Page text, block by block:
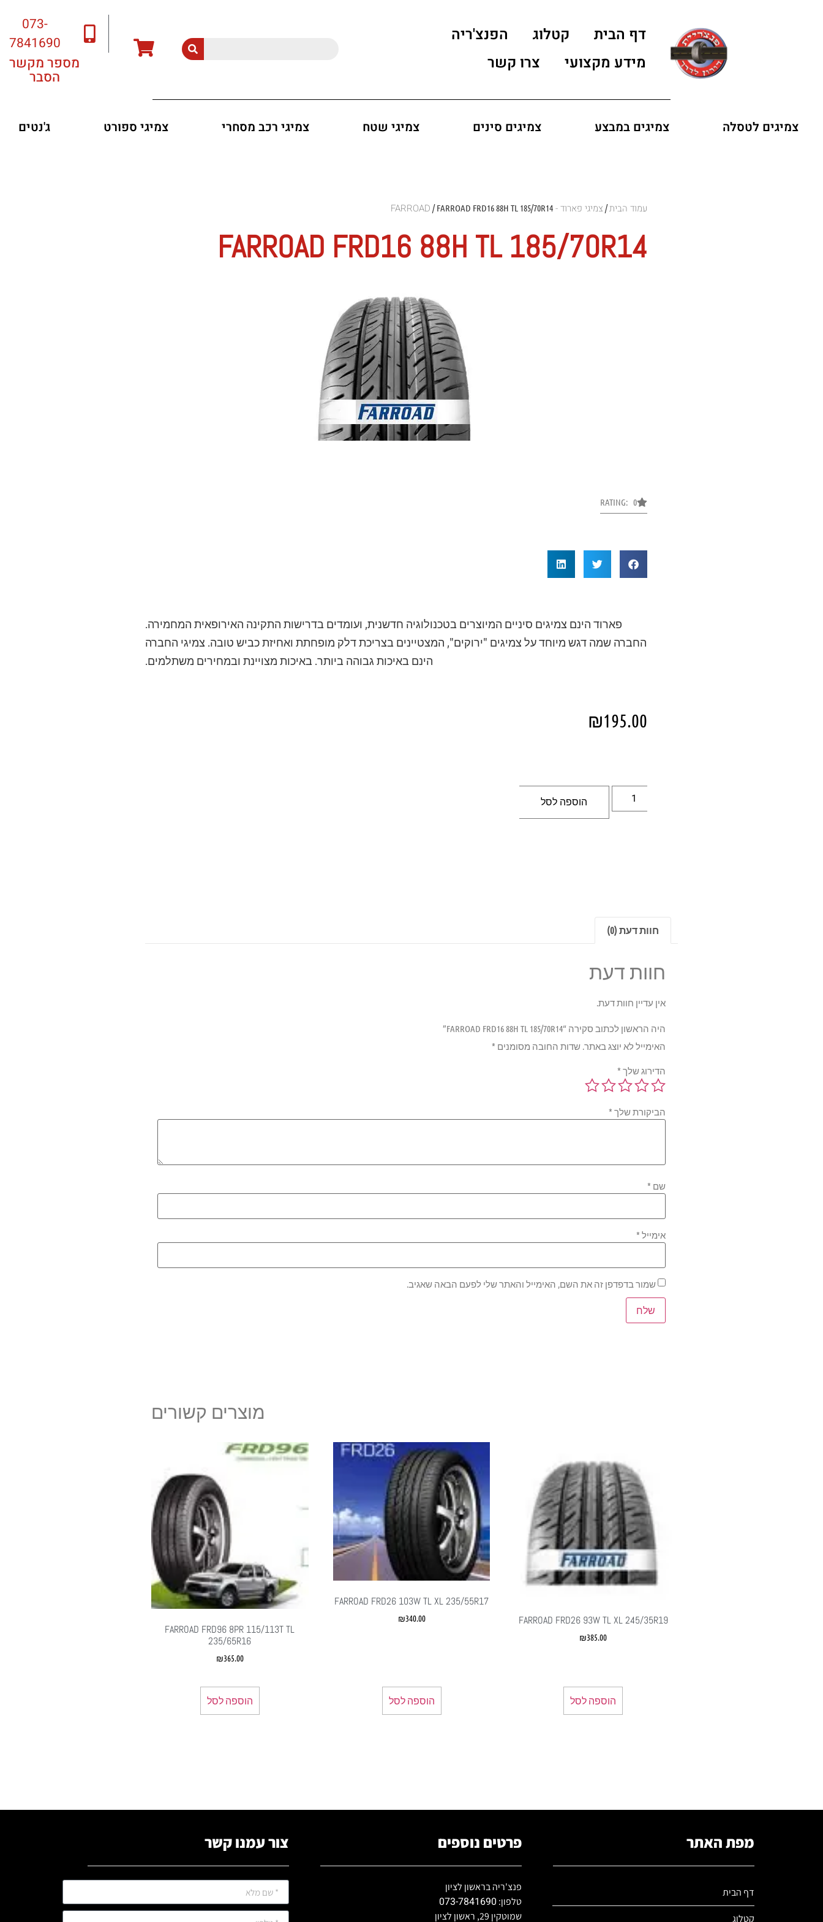
דף הבית קטלוג
הפנצ'ריה
מידע מקצועי
צרו קשר
073-
7841690
מספר מקשר
הסבר
צמיגים לטסלה צמיגים במבצע צמיגים סינים צמיגי שטח צמיגי רכב מסחרי צמיגי ספורט ג'נטים
עמוד הבית/ צמיגי פארוד - FARROAD / FARROAD FRD16 88H TL 185/70R14
FARROAD FRD16 88H TL 185/70R14
RATING: 0
פארוד הינם צמיגים סיניים המיוצרים בטכנולוגיה חדשנית, ועומדים בדרישות התקינה האירופאית המחמירה.
החברה שמה דגש מיוחד על צמיגים "ירוקים", המצטיינים בצריכת דלק מופחתת ואחיזת כביש טובה. צמיגי החברה
הינם באיכות גבוהה ביותר. באיכות מצויינת ובמחירים משתלמים.
₪195.00
הוספה לסל
חוות דעת (0)
חוות דעת
אין עדיין חוות דעת.
היה הראשון לכתוב סקירה “FARROAD FRD16 88H TL 185/70R14”
האימייל לא יוצג באתר. שדות החובה מסומנים *
הדירוג שלך *
הביקורת שלך *
שם *
אימייל *
שמור בדפדפן זה את השם, האימייל והאתר שלי לפעם הבאה שאגיב.
מוצרים קשורים
FARROAD FRD26 93W TL XL 245/35R19
₪385.00
הוספה לסל
FARROAD FRD26 103W TL XL 235/55R17
₪340.00
הוספה לסל
FARROAD FRD96 8PR 115/113T TL
235/65R16
₪365.00
הוספה לסל
מפת האתר
דף הבית
קטלוג
פרטים נוספים
פנצ'ריה בראשון לציון
טלפון:073-7841690
שמוטקין 29, ראשון לציון
צור עמנו קשר